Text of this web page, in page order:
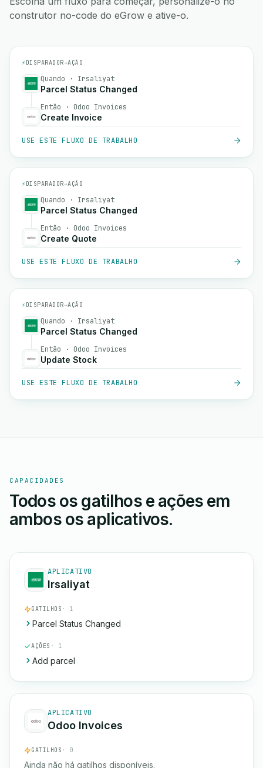
construtor no-code do eGrow e ative-o.
⚡ DISPARADOR→AÇÃO
Quando · Irsaliyat
Parcel Status Changed
Então · Odoo Invoices
Create Invoice
USE ESTE FLUXO DE TRABALHO
⚡ DISPARADOR→AÇÃO
Quando · Irsaliyat
Parcel Status Changed
Então · Odoo Invoices
Create Quote
USE ESTE FLUXO DE TRABALHO
⚡ DISPARADOR→AÇÃO
Quando · Irsaliyat
Parcel Status Changed
Então · Odoo Invoices
Update Stock
USE ESTE FLUXO DE TRABALHO
CAPACIDADES
Todos os gatilhos e ações em
ambos os aplicativos.
APLICATIVO
Irsaliyat
GATILHOS · 1
Parcel Status Changed
AÇÕES · 1
Add parcel
APLICATIVO
Odoo Invoices
GATILHOS · 0
Ainda não há gatilhos disponíveis.